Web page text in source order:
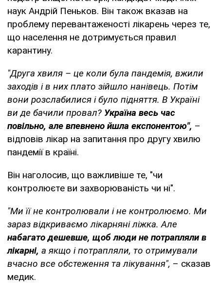
наук Андрій Пеньков. Він також вказав на
проблему перевантаженості лікарень через те,
що населення не дотримується правил
карантину.
"Друга хвиля – це коли була пандемія, вжили
заходів і в них плато зійшло нанівець. Потім
вони розслабилися і було підняття. В Україні
ви де бачили провал? Україна весь час
повільно, але впевнено йшла експонентою", –
відповів лікар на запитання про другу хвилю
пандемії в країні.
Він наголосив, що важливіше те, "чи
контролюєте ви захворюваність чи ні".
"Ми її не контролювали і не контролюємо. Ми
зараз відкриваємо лікарняні ліжка. Але
набагато дешевше, щоб люди не потрапляли в
лікарні, а якщо і потрапляли, то отримували
вчасно все обстеження та лікування", – сказав
медик.